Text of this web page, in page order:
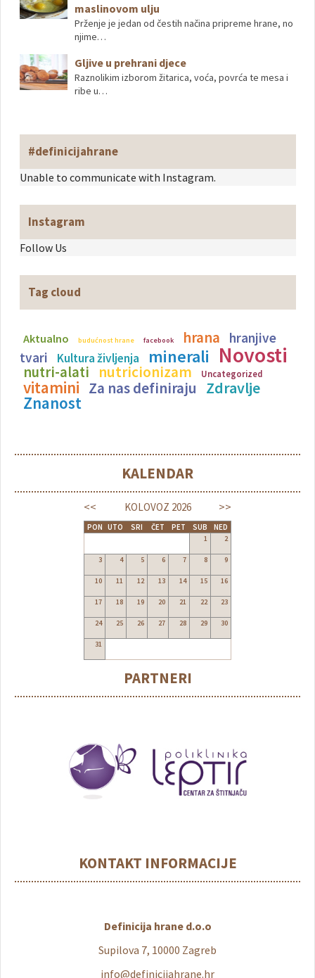
maslinovom ulju
Prženje je jedan od čestih načina pripreme hrane, no
njime…
Gljive u prehrani djece
Raznolikim izborom žitarica, voća, povrća te mesa i
ribe u…
#definicijahrane
Unable to communicate with Instagram.
Instagram
Follow Us
Tag cloud
Aktualno budućnost hrane facebook hrana
hranjive
tvari
Kultura življenja minerali Novosti
nutri-alati nutricionizam Uncategorized
vitamini Za nas definiraju Zdravlje
Znanost
KALENDAR
<< >>
KOLOVOZ 2026
PON UTO SRI ČET PET SUB NED
1 2
3 4 5 6 7 8 9
10 11 12 13 14 15 16
17 18 19 20 21 22 23
24 25 26 27 28 29 30
31
PARTNERI
KONTAKT INFORMACIJE
Definicija hrane d.o.o
Supilova 7, 10000 Zagreb
info@definicijahrane.hr